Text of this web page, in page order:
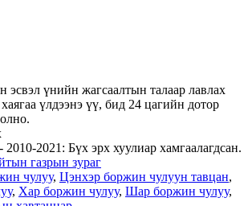
эсвэл үнийн жагсаалтын талаар лавлах
үлдээнэ үү, бид 24 цагийн дотор
2021: Бүх эрх хуулиар хамгаалагдсан.
газрын зураг
чулуу, Цэнхэр боржин чулуун тавцан,
, Хар боржин чулуу, Шар боржин чулуу,